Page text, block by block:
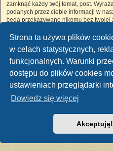
Strona ta używa plików
w celach statystycznych,
funkcjonalnych. Warunki
dostępu do plików cookies
ustawieniach przeglądarki
Dowiedz się więcej
Akceptuję!
zamknąć każdy twój temat, post.
podanych przez ciebie informacji w
będą przekazywane nikomu bez twojej
RetroTRAKTOR”, ani phpBB nie
witryny, podczas których może dojść
Portal RetroTRAKTOR.pl
Technologię dostarcza
Polski pakiet
Zasady ochrony danych